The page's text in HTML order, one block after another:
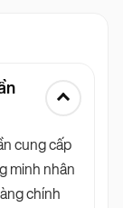
cung cấp
minh nhân
chính